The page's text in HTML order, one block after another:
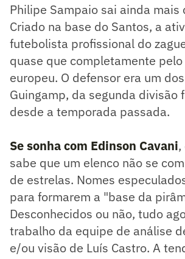
Philipe Sampaio sai ainda mais
Criado na base do Santos, a
futebolista profissional do
quase que completamente
europeu. O defensor era um
Guingamp, da segunda divisão
desde a temporada passada.
Se sonha com Edinson Cavani
sabe que um elenco não se
de estrelas. Nomes
para formarem a "base da
Desconhecidos ou não, tudo
trabalho da equipe de análise
e/ou visão de Luís Castro. A